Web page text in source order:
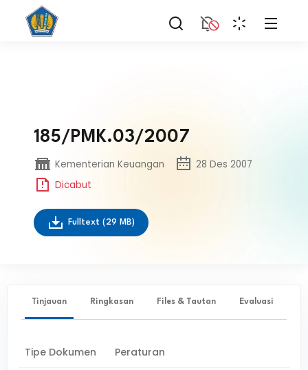
185/PMK.03/2007
Kementerian Keuangan
28 Des 2007
Dicabut
Fulltext (29 MB)
Tinjauan Ringkasan Files & Tautan Evaluasi
Tipe Dokumen Peraturan